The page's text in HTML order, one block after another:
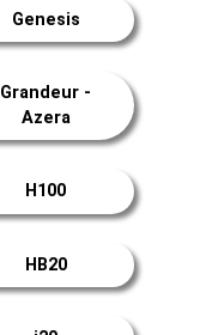
Genesis
Grandeur -
Azera
H100
HB20